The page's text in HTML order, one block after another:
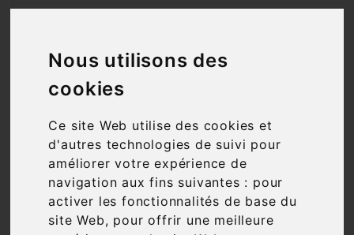
Nous utilisons des
cookies
Ce site Web utilise des cookies et
d'autres technologies de suivi pour
améliorer votre expérience de
navigation aux fins suivantes : pour
activer les fonctionnalités de base du
site Web, pour offrir une meilleure
 Filtre 95 articles